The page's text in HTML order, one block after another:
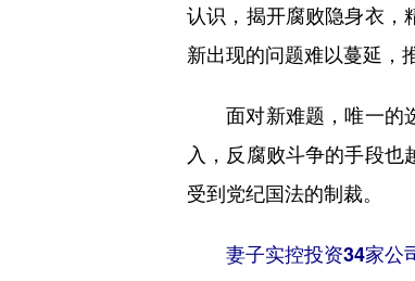
认识，揭开腐败隐身衣，
新出现的问题难以蔓延，
面对新难题，唯一的选
入，反腐败斗争的手段也
受到党纪国法的制裁。
妻子实控投资34家公